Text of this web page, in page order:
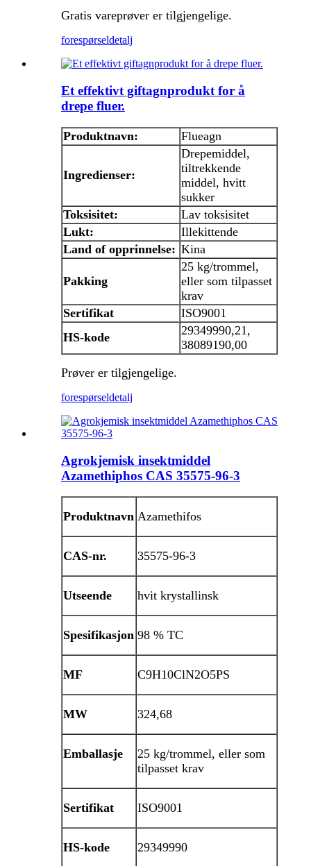
Gratis vareprøver er tilgjengelige.
forespørseldetalj
Et effektivt giftagnprodukt for å
drepe fluer.
Produktnavn: Flueagn
Ingredienser:
Drepemiddel,
tiltrekkende
middel, hvitt
sukker
Toksisitet:
Lav toksisitet
Lukt:
Illekittende
Land of opprinnelse: Kina
Pakking
25 kg/trommel,
eller som tilpasset
krav
Sertifikat
ISO9001
HS-kode
29349990,21,
38089190,00
Prøver er tilgjengelige.
forespørseldetalj
Agrokjemisk insektmiddel
Azamethiphos CAS 35575-96-3
Produktnavn Azamethifos
CAS-nr. 35575-96-3
Utseende hvit krystallinsk
Spesifikasjon 98 % TC
MF C9H10ClN2O5PS
MW 324,68
Emballasje
25 kg/trommel, eller som
tilpasset krav
Sertifikat ISO9001
HS-kode 29349990